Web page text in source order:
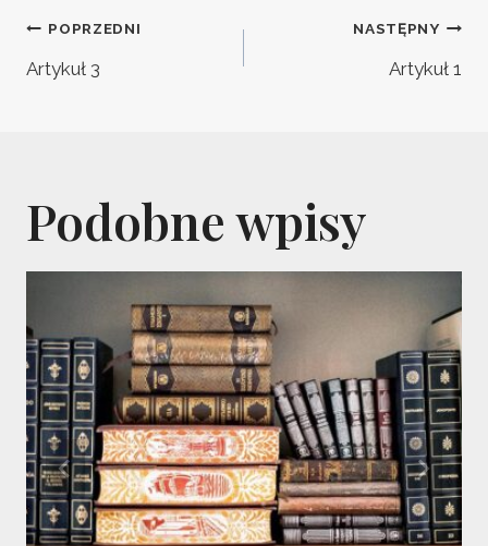
Nawigacja
wpisu
POPRZEDNI
Artykuł 3
NASTĘPNY
Artykuł 1
Podobne wpisy